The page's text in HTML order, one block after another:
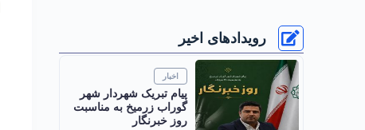
رویدادهای اخیر
اخبار
پیام تبریک شهردار شهر
گوراب زرمیخ به مناسبت
روز خبرنگار